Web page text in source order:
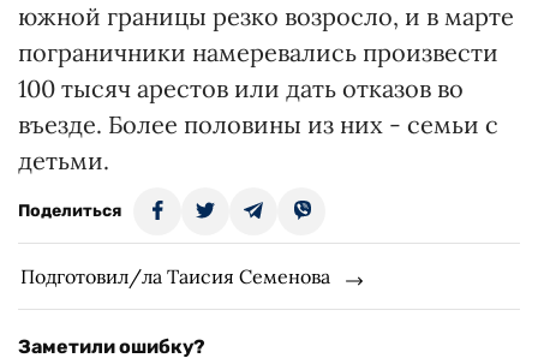
южной границы резко возросло, и в марте
пограничники намеревались произвести
100 тысяч арестов или дать отказов во
въезде. Более половины из них - семьи с
детьми.
Поделиться
Подготовил/ла Таисия Семенова
Заметили ошибку?